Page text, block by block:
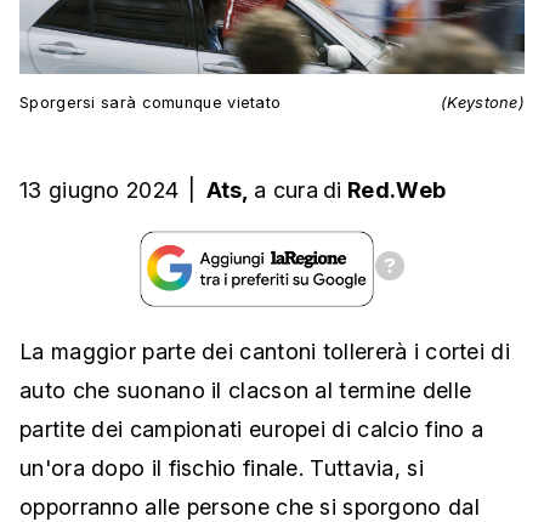
Sporgersi sarà comunque vietato (Keystone)
13 giugno 2024 Ats, a cura di Red.Web
La maggior parte dei cantoni tollererà i cortei di
auto che suonano il clacson al termine delle
partite dei campionati europei di calcio fino a
un'ora dopo il fischio finale. Tuttavia, si
opporranno alle persone che si sporgono dal